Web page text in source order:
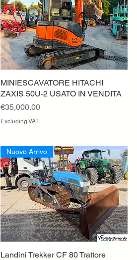
Quick View
MINIESCAVATORE HITACHI
ZAXIS 50U-2 USATO IN VENDITA
Price
€35,000.00
Excluding VAT
Quick View
Nuovo Arrivo
Landini Trekker CF 80 Trattore